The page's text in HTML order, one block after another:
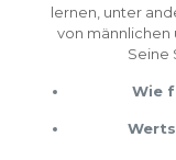
lernen, unter
von männlichen
Seine
Wie